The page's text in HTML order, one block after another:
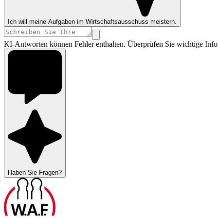
Ich will meine Aufgaben im Wirtschaftsausschuss meistern.
KI-Antworten können Fehler enthalten. Überprüfen Sie wichtige
Haben Sie Fragen?